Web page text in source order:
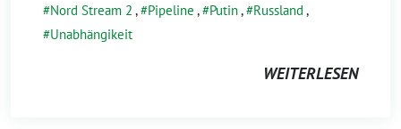
Nord Stream 2 , Pipeline , Putin, Russland ,
Unabhängikeit
WEITERLESEN